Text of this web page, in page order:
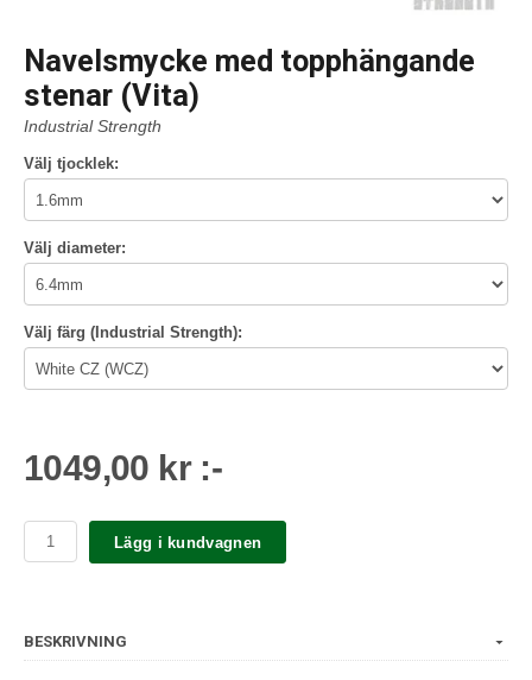
Navelsmycke med topphängande
stenar (Vita)
Industrial Strength
Välj tjocklek:
Välj diameter:
Välj färg (Industrial Strength):
1049,00 kr :-
Lägg i kundvagnen
BESKRIVNING